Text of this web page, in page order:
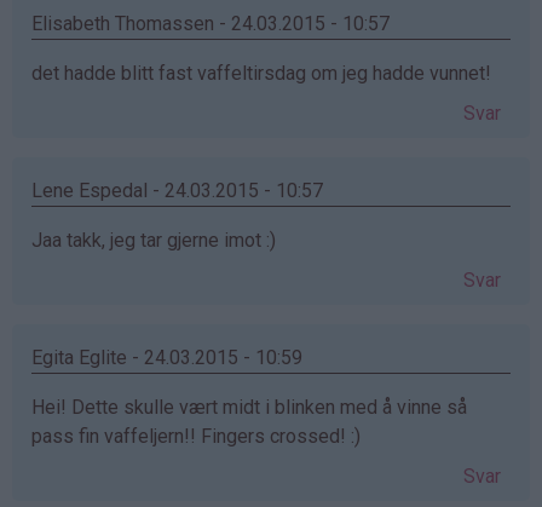
Elisabeth Thomassen - 24.03.2015 - 10:57
det hadde blitt fast vaffeltirsdag om jeg hadde vunnet!
Svar
Lene Espedal - 24.03.2015 - 10:57
Jaa takk, jeg tar gjerne imot :)
Svar
Egita Eglite - 24.03.2015 - 10:59
Hei! Dette skulle vært midt i blinken med å vinne så
pass fin vaffeljern!! Fingers crossed! :)
Svar